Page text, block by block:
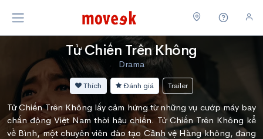
Tử Chiến Trên Không
Drama
Thích Đánh giá Trailer
Tử Chiến Trên Không lấy cảm hứng từ những vụ cướp máy bay
chấn động Việt Nam thời hậu chiến. Tử Chiến Trên Không kể
về Bình, một chuyên viên đào tạo Cảnh vệ Hàng không, đang